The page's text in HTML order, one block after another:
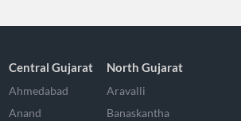
Central Gujarat
Ahmedabad
Anand
North Gujarat
Aravalli
Banaskantha